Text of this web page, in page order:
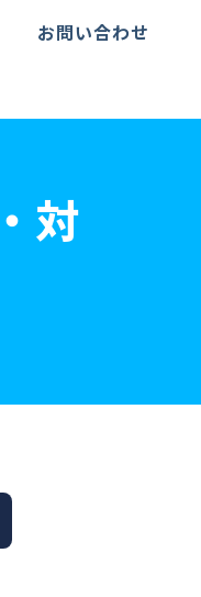
お問い合わせ
対